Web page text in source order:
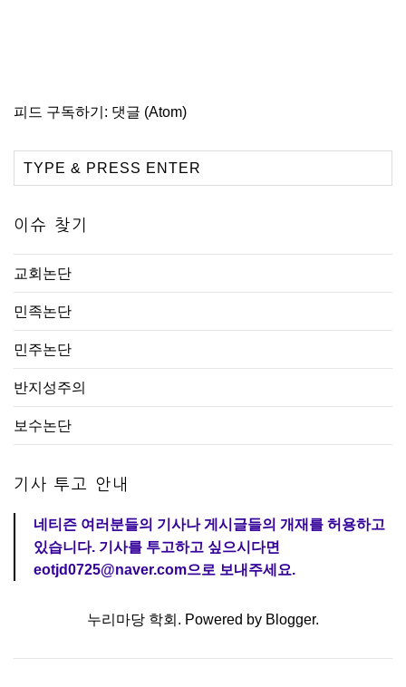
피드 구독하기: 댓글 (Atom)
이슈 찾기
교회논단
민족논단
민주논단
반지성주의
보수논단
기사 투고 안내
네티즌 여러분들의 기사나 게시글들의 개재를 허용하고
있습니다. 기사를 투고하고 싶으시다면
eotjd0725@naver.com으로 보내주세요.
누리마당 학회. Powered by Blogger.